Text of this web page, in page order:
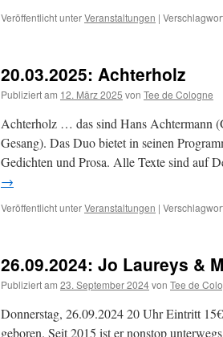
Veröffentlicht unterVeranstaltungen |
20.03.2025: Achterholz
Publiziert am 12. März 2025 von Tee de Cologne
Achterholz … das sind Hans Achtermann
Gesang). Das Duo bietet in seinen
Gedichten und Prosa. Alle Texte sind auf
→
Veröffentlicht unterVeranstaltungen |
26.09.2024: Jo Laureys &
Publiziert am 23. September 2024von Tee de
Donnerstag, 26.09.2024 20 Uhr Eintritt
geboren. Seit 2015 ist er nonstop